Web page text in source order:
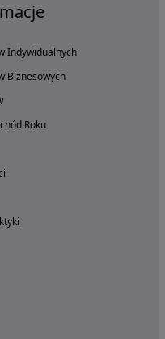
Indywidualnych
Biznesowych
Roku